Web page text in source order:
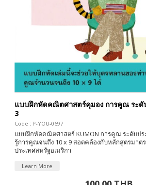
แบบฝึกหัดคณิตศาสตร์คุมอง การคูณ ระดั
3
Code : P-YOU-0697
แบบฝึกหัดคณิตศาสตร์ KUMON การคูณ ระดับป
รู้การคูณจนถึง 10 x 9 สอดคล้องกับหลักสูตรมา
ประเทศสหรัฐอเมริกา
Learn More